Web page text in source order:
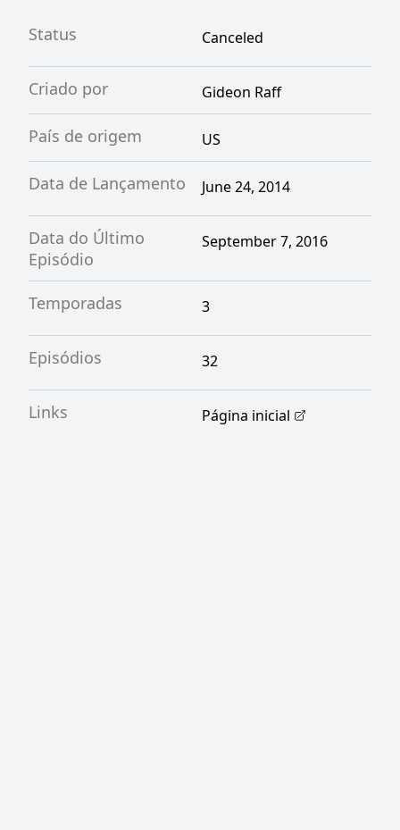
Status Canceled
Criado por Gideon Raff
País de origem US
Data de Lançamento June 24, 2014
Data do Último
Episódio
September 7, 2016
Temporadas 3
Episódios 32
Links Página inicial